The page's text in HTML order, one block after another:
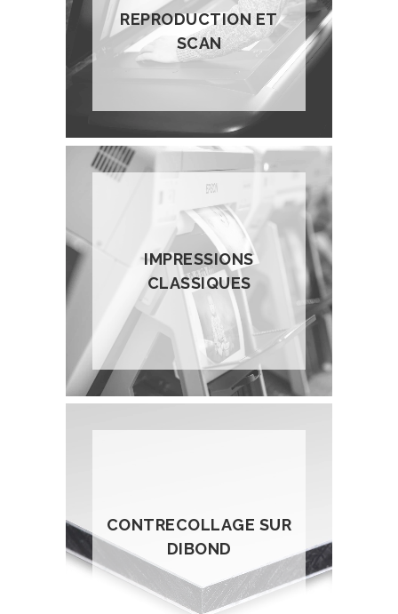
REPRODUCTION ET
SCAN
IMPRESSIONS
CLASSIQUES
CONTRECOLLAGE SUR
DIBOND